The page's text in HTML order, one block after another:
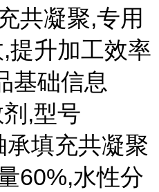
共凝聚,专用
提升加工效率
基础信息
,型号
填充共凝聚
60%,水性分